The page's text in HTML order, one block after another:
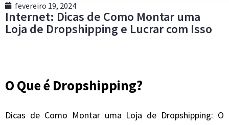
fevereiro 19, 2024
Internet: Dicas de Como Montar uma
Loja de Dropshipping e Lucrar com Isso
O Que é Dropshipping?
Dicas de Como Montar uma Loja de Dropshipping: O